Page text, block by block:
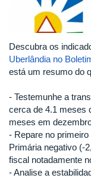
Descubra os
Uberlândia no
está um resumo do
- Testemunhe a
cerca de 4.1 meses
meses em
- Repare no
Primária negativo (-
fiscal notadamente
- Analise a